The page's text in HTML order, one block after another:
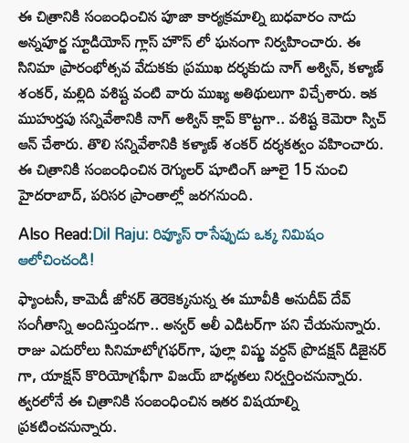
ఈ చిత్రానికి సంబంధించిన పూజా కార్యక్రమాల్ని బుధవారం నాడు
అన్నపూర్ణ స్టూడియోస్ గ్లాస్ హౌస్ లో ఘనంగా నిర్వహించారు. ఈ
సినిమా ప్రారంభోత్సవ వేడుకకు ప్రముఖ దర్శకుడు నాగ్ అశ్విన్, కళ్యాణ్
శంకర్, మల్లిది వశిష్ట వంటి వారు ముఖ్య అతిథులుగా విచ్చేశారు. ఇక
ముహుర్తపు సన్నివేశానికి నాగ్ అశ్విన్ క్లాప్ కొట్టగా.. వశిష్ట కెమెరా స్విచ్
ఆన్ చేశారు. తొలి సన్నివేశానికి కళ్యాణ్ శంకర్ దర్శకత్వం వహించారు.
ఈ చిత్రానికి సంబంధించిన రెగ్యులర్ షూటింగ్ జూలై 15 నుంచి
హైదరాబాద్, పరిసర ప్రాంతాల్లో జరగనుంది.
Also Read:Dil Raju: రివ్యూస్ రాసేప్పుడు ఒక్క నిమిషం
ఆలోచించండి!
ఫ్యాంటసీ, కామెడీ జోనర్ తెరెకెక్కనున్న ఈ మూవీకి అనుదీప్ దేవ్
సంగీతాన్ని అందిస్తుండగా.. అన్వర్ అలీ ఎడిటర్‌గా పని చేయనున్నారు.
రాజు ఎడురోలు సినిమాటోగ్రఫర్‌గా, పుల్లా విష్ణు వర్దన్ ప్రొడక్షన్ డిజైనర్
గా, యాక్షన్ కొరియోగ్రఫీగా విజయ్ బాధ్యతలు నిర్వర్తించనున్నారు.
త్వరలోనే ఈ చిత్రానికి సంబంధించిన ఇతర విషయాల్ని
ప్రకటించనున్నారు.